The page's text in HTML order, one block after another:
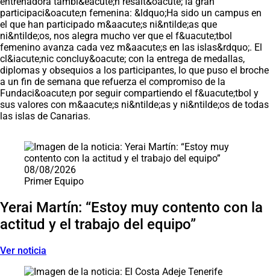
participaci&oacute;n femenina: &ldquo;Ha sido un campus en
el que han participado m&aacute;s ni&ntilde;as que
ni&ntilde;os, nos alegra mucho ver que el f&uacute;tbol
femenino avanza cada vez m&aacute;s en las islas&rdquo;. El
cl&iacute;nic concluy&oacute; con la entrega de medallas,
diplomas y obsequios a los participantes, lo que puso el broche
a un fin de semana que refuerza el compromiso de la
Fundaci&oacute;n por seguir compartiendo el f&uacute;tbol y
sus valores con m&aacute;s ni&ntilde;as y ni&ntilde;os de todas
las islas de Canarias.
08/08/2026
Primer Equipo
Yerai Martín: “Estoy muy contento con la
actitud y el trabajo del equipo”
Ver noticia